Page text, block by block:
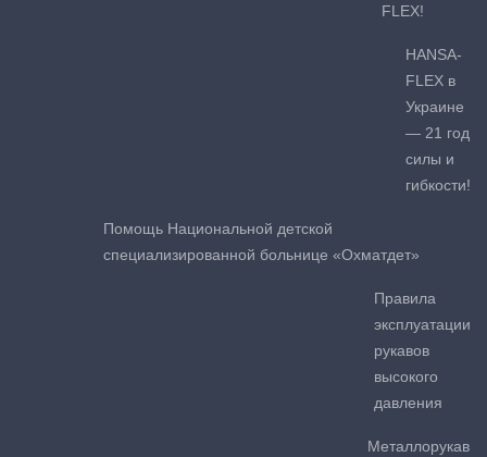
FLEX!
HANSA-
FLEX в
Украине
— 21 год
силы и
гибкости!
Помощь Национальной детской
специализированной больнице «Охматдет»
Правила
эксплуатации
рукавов
высокого
давления
Металлорукав